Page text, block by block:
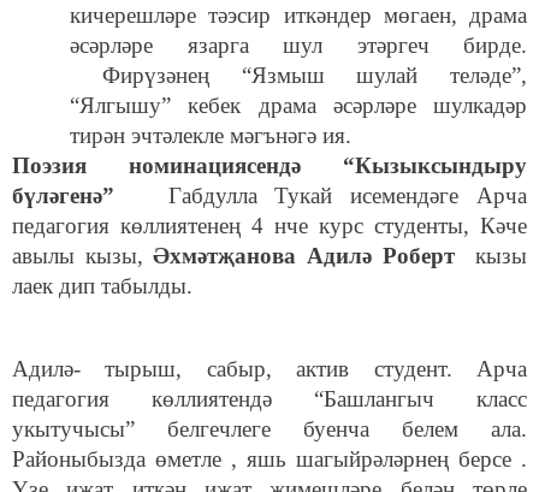
кичерешләре тәэсир иткәндер мөгаен, драма
әсәрләре язарга шул этәргеч бирде.
Фирүзәнең “Язмыш шулай теләде”,
“Ялгышу” кебек драма әсәрләре шулкадәр
тирән эчтәлекле мәгънәгә ия.
Поэзия номинациясендә “Кызыксындыру
бүләгенә” Габдулла Тукай исемендәге Арча
педагогия көллиятенең 4 нче курс студенты, Кәче
авылы кызы,Әхмәтҗанова Адилә Роберт
кызы
лаек дип табылды.
Адилә- тырыш, сабыр, актив студент. Арча
педагогия көллиятендә “Башлангыч класс
укытучысы” белгечлеге буенча белем ала.
Районыбызда өметле , яшь шагыйрәләрнең берсе .